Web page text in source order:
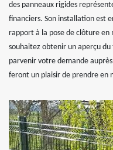
des panneaux rigides
financiers. Son installation est
rapport à la pose de clôture en
souhaitez obtenir un aperçu
parvenir votre demande
feront un plaisir de prendre en